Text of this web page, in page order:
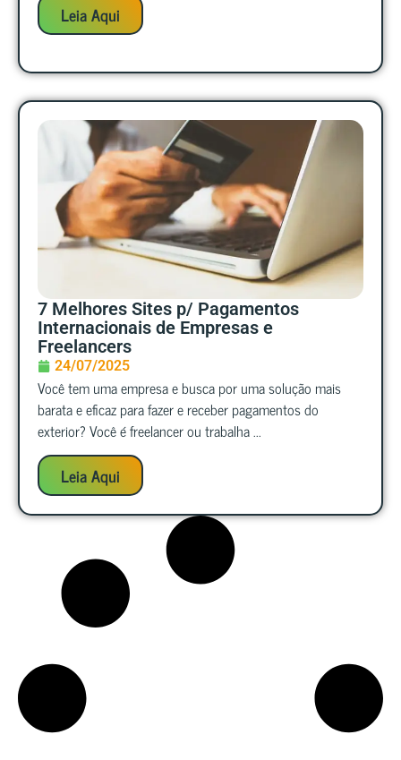
Leia Aqui
7 Melhores Sites p/ Pagamentos
Internacionais de Empresas e
Freelancers
24/07/2025
Você tem uma empresa e busca por uma solução mais
barata e eficaz para fazer e receber pagamentos do
exterior? Você é freelancer ou trabalha ...
Leia Aqui